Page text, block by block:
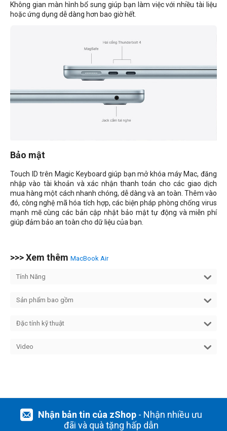
Không gian màn hình bổ sung giúp bạn làm việc với nhiều tài liệu
hoặc ứng dụng dễ dàng hơn bao giờ hết.
Bảo mật
Touch ID trên Magic Keyboard giúp bạn mở khóa máy Mac, đăng
nhập vào tài khoản và xác nhận thanh toán cho các giao dịch
mua hàng một cách nhanh chóng, dễ dàng và an toàn. Thêm vào
đó, công nghệ mã hóa tích hợp, các biện pháp phòng chống virus
mạnh mẽ cùng các bản cập nhật bảo mật tự động và miễn phí
giúp đảm bảo an toàn cho dữ liệu của bạn.
>>> Xem thêm MacBook Air
Tính Năng
Sản phẩm bao gồm
Đặc tính kỹ thuật
Video
Nhận bản tin của zShop- Nhận nhiều ưu
đãi và quà tặng hấp dẫn